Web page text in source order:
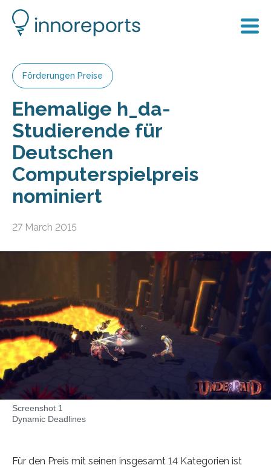
Förderungen Preise
Ehemalige h_da-
Studierende für
Deutschen
Computerspielpreis
nominiert
27 March 2015
Screenshot 1
Dynamic Deadlines
Für den Preis mit seinen insgesamt 14 Kategorien ist